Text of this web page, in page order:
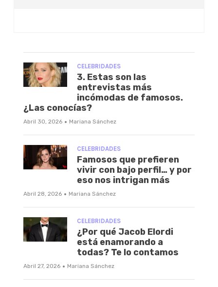
CELEBRIDADES
3. Estas son las
entrevistas más
incómodas de famosos.
¿Las conocías?
Abril 30, 2026 · Mariana Sánchez
CELEBRIDADES
Famosos que prefieren
vivir con bajo perfil… y por
eso nos intrigan más
Abril 28, 2026 · Mariana Sánchez
CELEBRIDADES
¿Por qué Jacob Elordi
está enamorando a
todas? Te lo contamos
Abril 27, 2026 · Mariana Sánchez